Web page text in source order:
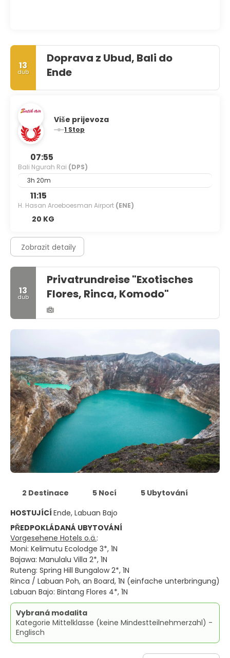
13
dub
Doprava z Ubud, Bali do
Ende
Više prijevoza
1 Stop
07:55
Bali Ngurah Rai (DPS)
3h 20m
11:15
H. Hasan Aroeboesman Airport (ENE)
20 KG
Zobrazit detaily
13
dub
Privatrundreise "Exotisches
Flores, Rinca, Komodo"
2 Destinace 5 Nocí
5 Ubytování
HOSTUJÍCÍ Ende, Labuan Bajo
PŘEDPOKLÁDANÁ UBYTOVÁNÍ
Vorgesehene Hotels o.ä.:
Moni: Kelimutu Ecolodge 3*, 1N
Bajawa: Manulalu Villa 2*, 1N
Ruteng: Spring Hill Bungalow 2*, 1N
Rinca / Labuan Poh, an Board, 1N (einfache unterbringung)
Labuan Bajo: Bintang Flores 4*, 1N
Vybraná modalita
Kategorie Mittelklasse (keine Mindestteilnehmerzahl) -
Englisch